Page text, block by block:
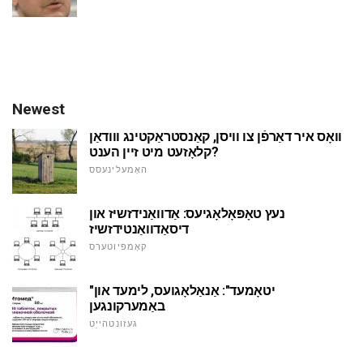
Newest
וואָס איר דאַרפֿן צו וויסן, קאַנסטראַקטינג ווודאַן
קלאָזעט מיט זיין הענט?
האָמעלינעסס
נעץ טאָפּאָלאָגיעס: אַדוואַנידזשיז און
דיסאַדוואַנטידזשיז
קאָמפּיוטערס
"יטאָמעד": אַנאַלאָגועס, לימעד און
באַמערקונגען
געזונטהייַט